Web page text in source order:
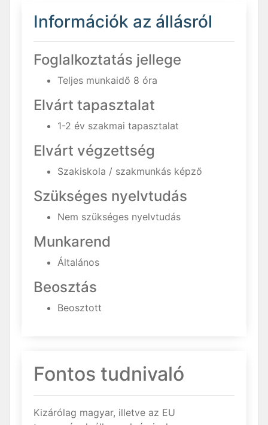
Információk az állásról
Foglalkoztatás jellege
Teljes munkaidő 8 óra
Elvárt tapasztalat
1-2 év szakmai tapasztalat
Elvárt végzettség
Szakiskola / szakmunkás képző
Szükséges nyelvtudás
Nem szükséges nyelvtudás
Munkarend
Általános
Beosztás
Beosztott
Fontos tudnivaló
Kizárólag magyar, illetve az EU